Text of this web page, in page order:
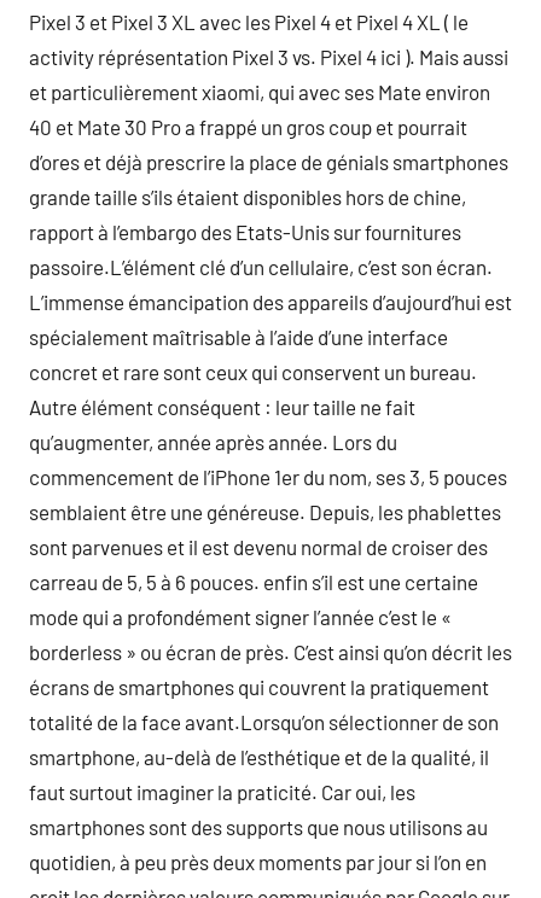
Pixel 3 et Pixel 3 XL avec les Pixel 4 et Pixel 4 XL ( le
activity réprésentation Pixel 3 vs. Pixel 4 ici ). Mais aussi
et particulièrement xiaomi, qui avec ses Mate environ
40 et Mate 30 Pro a frappé un gros coup et pourrait
d’ores et déjà prescrire la place de génials smartphones
grande taille s’ils étaient disponibles hors de chine,
rapport à l’embargo des Etats-Unis sur fournitures
passoire.L’élément clé d’un cellulaire, c’est son écran.
L’immense émancipation des appareils d’aujourd’hui est
spécialement maîtrisable à l’aide d’une interface
concret et rare sont ceux qui conservent un bureau.
Autre élément conséquent : leur taille ne fait
qu’augmenter, année après année. Lors du
commencement de l’iPhone 1er du nom, ses 3, 5 pouces
semblaient être une généreuse. Depuis, les phablettes
sont parvenues et il est devenu normal de croiser des
carreau de 5, 5 à 6 pouces. enfin s’il est une certaine
mode qui a profondément signer l’année c’est le «
borderless » ou écran de près. C’est ainsi qu’on décrit les
écrans de smartphones qui couvrent la pratiquement
totalité de la face avant.Lorsqu’on sélectionner de son
smartphone, au-delà de l’esthétique et de la qualité, il
faut surtout imaginer la praticité. Car oui, les
smartphones sont des supports que nous utilisons au
quotidien, à peu près deux moments par jour si l’on en